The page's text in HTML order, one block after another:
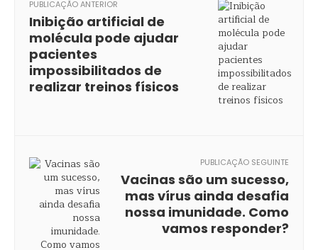
PUBLICAÇÃO ANTERIOR
Inibição artificial de
molécula pode ajudar
pacientes
impossibilitados de
realizar treinos físicos
PUBLICAÇÃO SEGUINTE
Vacinas são um sucesso,
mas vírus ainda desafia
nossa imunidade. Como
vamos responder?